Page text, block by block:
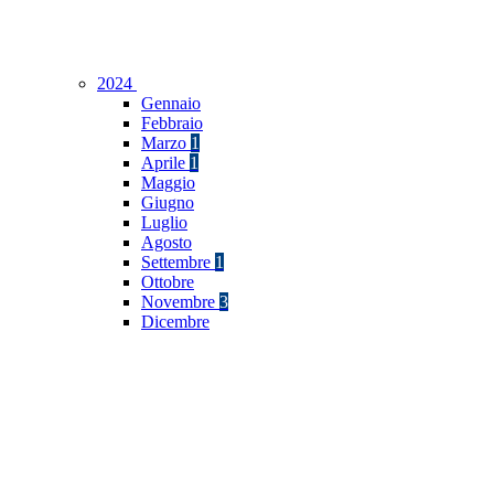
2024
Gennaio
Febbraio
Marzo 1
Aprile 1
Maggio
Giugno
Luglio
Agosto
Settembre 1
Ottobre
Novembre 3
Dicembre